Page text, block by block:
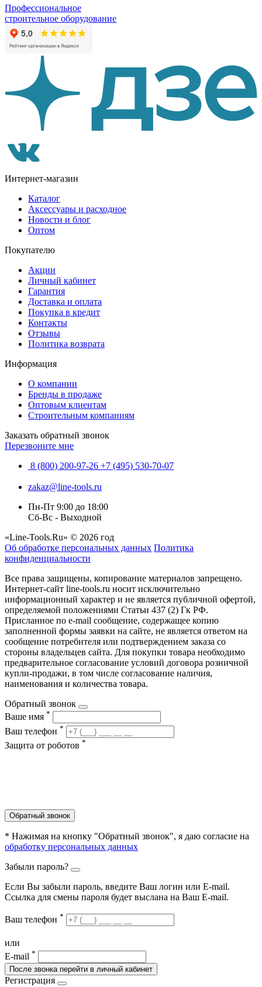
Профессиональное
строительное оборудование
Интернет-магазин
Каталог
Аксессуары и расходное
Новости и блог
Оптом
Покупателю
Акции
Личный кабинет
Гарантия
Доставка и оплата
Покупка в кредит
Контакты
Отзывы
Политика возврата
Информация
О компании
Бренды в продаже
Оптовым клиентам
Строительным компаниям
Заказать обратный звонок
Перезвоните мне
8 (800) 200-97-26 +7 (495) 530-70-07
zakaz@line-tools.ru
Пн-Пт 9:00 до 18:00
Сб-Вс - Выходной
«Line-Tools.Ru» © 2026 год
Об обработке персональных данных Политика
конфиденциальности
Все права защищены, копирование материалов запрещено.
Интернет-сайт line-tools.ru носит исключительно
информационный характер и не является публичной офертой,
определяемой положениями Статьи 437 (2) Гк РФ.
Присланное по e-mail сообщение, содержащее копию
заполненной формы заявки на сайте, не является ответом на
сообщение потребителя или подтверждением заказа со
стороны владельцев сайта. Для покупки товара необходимо
предварительное согласование условий договора розничной
купли-продажи, в том числе согласование наличия,
наименования и количества товара.
Обратный звонок
Ваше имя *
Ваш телефон *
Защита от роботов *
Обратный звонок
* Нажимая на кнопку "Обратный звонок", я даю согласие на
обработку персональных данных
Забыли пароль?
Если Вы забыли пароль, введите Ваш логин или Е-mail.
Ссылка для смены пароля будет выслана на Ваш E-mail.
Ваш телефон *
или
E-mail *
После звонка перейти в личный кабинет
Регистрация